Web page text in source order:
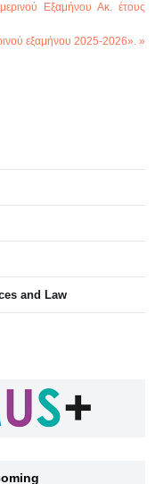
Εξαμήνου Ακ. έτους
εξαμήνου 2025-2026». »
and Law